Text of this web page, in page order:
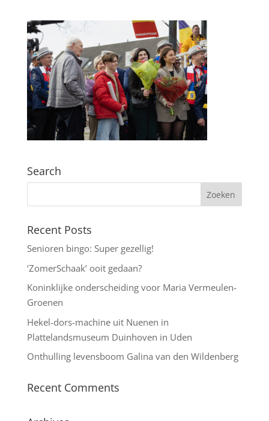
Search
Recent Posts
Senioren bingo: Super gezellig!
‘ZomerSchaak’ ooit gedaan?
Koninklijke onderscheiding voor Maria Vermeulen-
Groenen
Hekel-dors-machine uit Nuenen in
Plattelandsmuseum Duinhoven in Uden
Onthulling levensboom Galina van den Wildenberg
Recent Comments